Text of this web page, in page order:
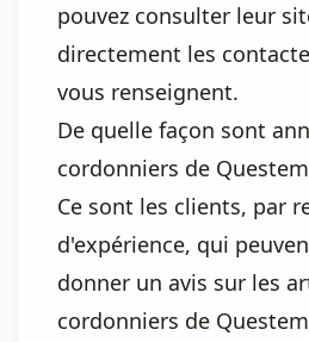
pouvez consulter leur
directement les
vous renseignent.
De quelle façon sont
cordonniers de
Ce sont les clients, par
d'expérience, qui
donner un avis sur les
cordonniers de